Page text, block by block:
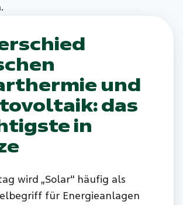
und
das
in
wird „Solar“ häufig als
für Energieanlagen